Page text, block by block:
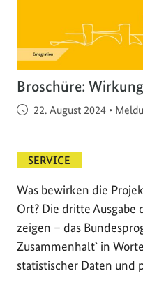
Broschüre:
Veröffentlicht am
22. August 2024 •
SERVICE
Was bewirken die
Ort? Die dritte Ausgabe
zeigen – das
Zusammenhalt` in
statistischer Daten und